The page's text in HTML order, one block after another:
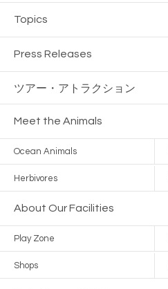
Topics
Press Releases
ツアー・ アトラクション
Meet the Animals
Ocean Animals
Herbivores
About Our Facilities
Play Zone
Shops